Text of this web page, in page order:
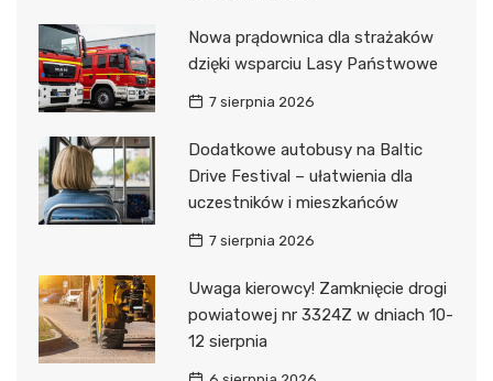
Nowa prądownica dla strażaków
dzięki wsparciu Lasy Państwowe
7 sierpnia 2026
Dodatkowe autobusy na Baltic
Drive Festival – ułatwienia dla
uczestników i mieszkańców
7 sierpnia 2026
Uwaga kierowcy! Zamknięcie drogi
powiatowej nr 3324Z w dniach 10-
12 sierpnia